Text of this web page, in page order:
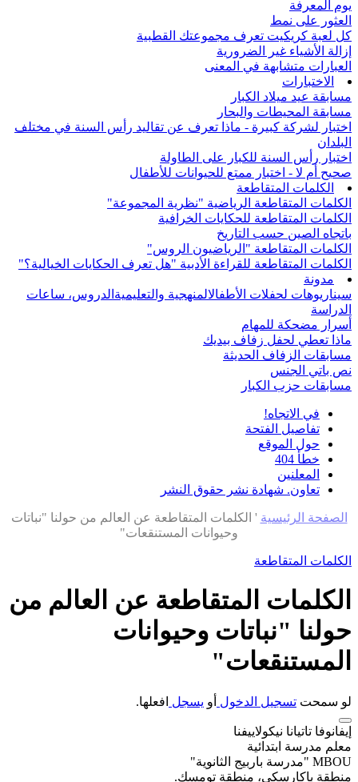
يوم المعرفة
العثور على نمط
كل لعبة كريكيت تعرف مجموعتك القطبية
إزالة الأشياء غير الضرورية
العبارات متشابهة في المعنى
الاختبارات
مسابقة عيد ميلاد الكبار
مسابقة المحيطات والبحار
اختبار لشركة كبيرة - ماذا تعرف عن تقاليد رأس السنة في مختلف
البلدان
اختبار رأس السنة للكبار على الطاولة
صحيح أم لا - اختبار ممتع للحيوانات للأطفال
الكلمات المتقاطعة
الكلمات المتقاطعة الرياضية "نظرية المجموعة"
الكلمات المتقاطعة للحكايات الخرافية
باتجاه الصين حسب التاريخ
الكلمات المتقاطعة "الرياضيون الروس"
الكلمات المتقاطعة للقراءة الأدبية "هل تعرف الحكايات الخيالية؟"
مدونة
سيناريوهات لحفلات الأطفالالمنهجية والتعليمية الدروس، ساعات
الدراسة
أسرار مضحكة للمهام
ماذا تعطي لحفل زفاف بيديك
مسابقات الزفاف الحديثة
نص باتي الجنس
مسابقات حزب الكبار
في الاتجاه!
تفاصيل الفتحة
حول الموقع
خطأ 404
المعلنين
تعاون. شهادة نشر حقوق النشر
الصفحة الرئيسية ' الكلمات المتقاطعة عن العالم من حولنا "نباتات
وحيوانات المستنقعات"
الكلمات المتقاطعة
الكلمات المتقاطعة عن العالم من
حولنا "نباتات وحيوانات
المستنقعات"
لو سمحت تسجيل الدخول أو يسجل افعلها.
إيفانوفا تاتيانا نيكولاييفنا
معلم مدرسة ابتدائية
MBOU "مدرسة باربيج الثانوية"
منطقة باكارسكي، منطقة تومسك.